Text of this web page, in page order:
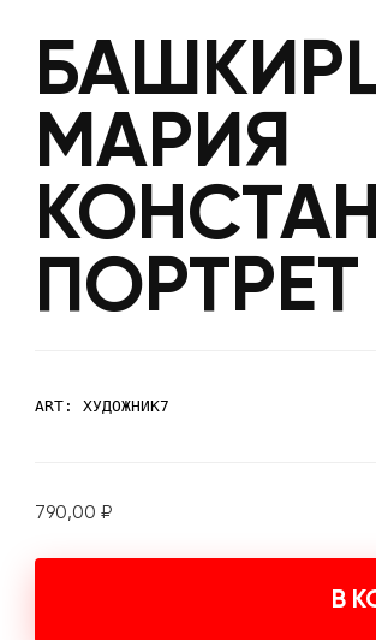
МАРИЯ
ПОРТРЕТ
ART: ХУДОЖНИК7
790,00 ₽
В